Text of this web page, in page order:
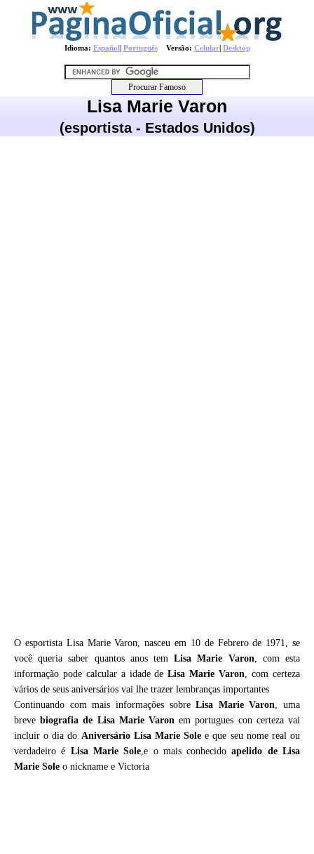
Idioma: Español| PortuguêsVersão: Celular| Desktop
Lisa Marie Varon
(esportista - Estados Unidos)
O esportista Lisa Marie Varon, nasceu em 10 de Febrero de 1971, se
você queria saber quantos anos temLisa Marie Varon, com esta
informação pode calcular a idade deLisa Marie Varon, com certeza
vários de seus aniversários vai lhe trazer lembranças importantes
Continuando com mais informações sobreLisa Marie Varon, uma
brevebiografia de Lisa Marie Varon em portugues con certeza vai
incluir o dia do Aniversário Lisa Marie Sole e que seu nome real ou
verdadeiro é Lisa Marie Sole,e o mais conhecidoapelido de Lisa
Marie Sole o nickname e Victoria